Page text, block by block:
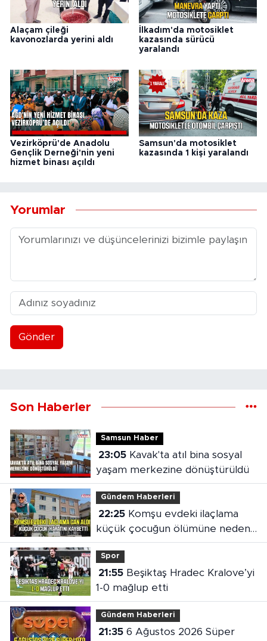
Alaçam çileği
kavonozlarda yerini aldı
İlkadım'da motosiklet
kazasında sürücü
yaralandı
Vezirköprü'de Anadolu
Gençlik Derneği'nin yeni
hizmet binası açıldı
Samsun'da motosiklet
kazasında 1 kişi yaralandı
Yorumlar
Gönder
Son Haberler
Samsun Haber
23:05Kavak'ta atıl bina sosyal
yaşam merkezine dönüştürüldü
Gündem Haberleri
22:25Komşu evdeki ilaçlama
küçük çocuğun ölümüne neden
oldu
Spor
21:55Beşiktaş Hradec Kralove’yi
1-0 mağlup etti
Gündem Haberleri
21:356 Ağustos 2026 Süper